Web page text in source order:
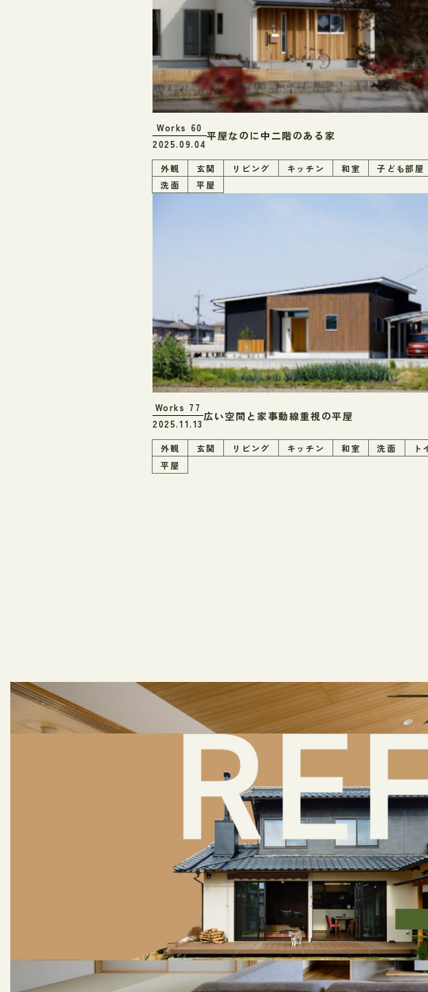
Works 60
2025.09.04
平屋なのに中二階のある家
外観 玄関 リビング キッチン 和室
子ども部屋
洗面
平屋
Works 77
2025.11.13
広い空間と家事動線重視の平屋
外観 玄関 リビング キッチン 和室 洗面
ト
平屋